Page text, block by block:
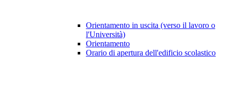
Orientamento in uscita (verso il lavoro o
l'Università)
Orientamento
Orario di apertura dell'edificio scolastico